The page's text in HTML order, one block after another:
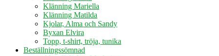
Klänning Mariella
Klänning Matilda
Kjolar, Alma och Sandy
Byxan Elvira
Topp, t-shirt, tröja, tunika
Beställningssömnad